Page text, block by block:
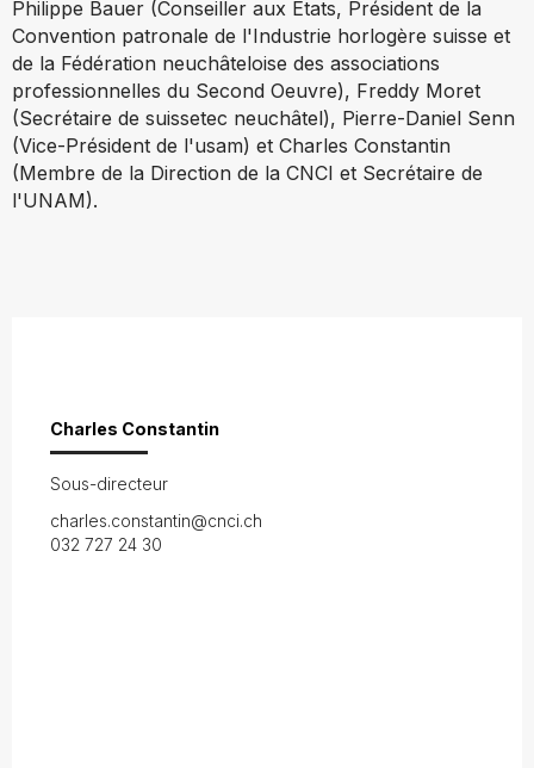
Philippe Bauer (Conseiller aux Etats, Président de la
Convention patronale de l'Industrie horlogère suisse et
de la Fédération neuchâteloise des associations
professionnelles du Second Oeuvre), Freddy Moret
(Secrétaire de suissetec neuchâtel), Pierre-Daniel Senn
(Vice-Président de l'usam) et Charles Constantin
(Membre de la Direction de la CNCI et Secrétaire de
l'UNAM).
Charles Constantin
Sous-directeur
charles.constantin@cnci.ch
032 727 24 30